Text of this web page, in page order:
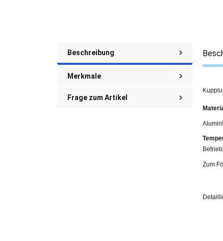
Beschreibung
Merkmale
Frage zum Artikel
Zum